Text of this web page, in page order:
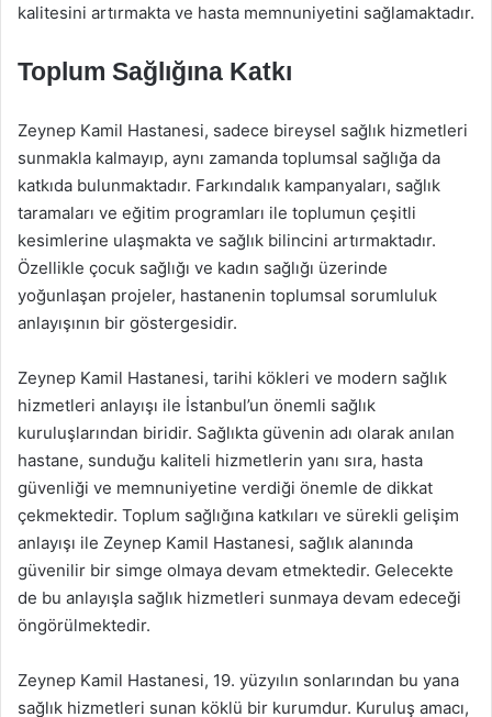
kalitesini artırmakta ve hasta memnuniyetini sağlamaktadır.
Toplum Sağlığına Katkı
Zeynep Kamil Hastanesi, sadece bireysel sağlık hizmetleri
sunmakla kalmayıp, aynı zamanda toplumsal sağlığa da
katkıda bulunmaktadır. Farkındalık kampanyaları, sağlık
taramaları ve eğitim programları ile toplumun çeşitli
kesimlerine ulaşmakta ve sağlık bilincini artırmaktadır.
Özellikle çocuk sağlığı ve kadın sağlığı üzerinde
yoğunlaşan projeler, hastanenin toplumsal sorumluluk
anlayışının bir göstergesidir.
Zeynep Kamil Hastanesi, tarihi kökleri ve modern sağlık
hizmetleri anlayışı ile İstanbul’un önemli sağlık
kuruluşlarından biridir. Sağlıkta güvenin adı olarak anılan
hastane, sunduğu kaliteli hizmetlerin yanı sıra, hasta
güvenliği ve memnuniyetine verdiği önemle de dikkat
çekmektedir. Toplum sağlığına katkıları ve sürekli gelişim
anlayışı ile Zeynep Kamil Hastanesi, sağlık alanında
güvenilir bir simge olmaya devam etmektedir. Gelecekte
de bu anlayışla sağlık hizmetleri sunmaya devam edeceği
öngörülmektedir.
Zeynep Kamil Hastanesi, 19. yüzyılın sonlarından bu yana
sağlık hizmetleri sunan köklü bir kurumdur. Kuruluş amacı,